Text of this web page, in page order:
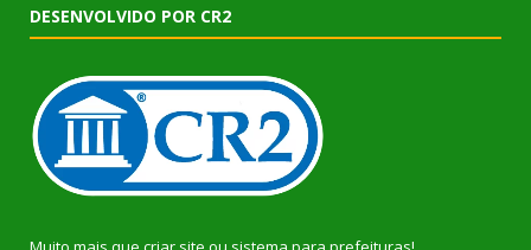
DESENVOLVIDO POR CR2